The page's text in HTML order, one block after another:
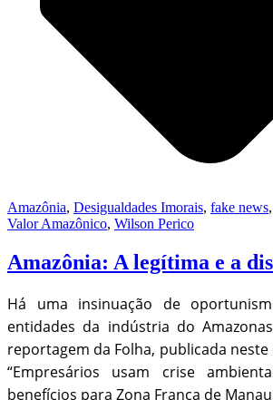
Amazônia, Desigualdades Imorais, fake news,
Valor Amazônico, Wilson Perico
Amazônia: A legítima e a
Há uma insinuação de
entidades da indústria do
reportagem da Folha, publicada
“Empresários usam crise
benefícios para Zona Franca de